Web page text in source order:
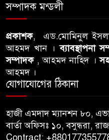
আবু
মত
সমালোচনা
সম্পাদক মন্ডলী
প্রকাশক, এড.মোমিনুল
আহমদ খান ।ব্যাবস্থাপনা
সম্পাদক, আহমদ নাহিদ ।
আহমদ ।
যোগাযোগের ঠিকানা
হাজী এমদাদ ম্যানশন ৮০,
বার্তা অফিসঃ ১০, বসুন্ধরা,
Contract: